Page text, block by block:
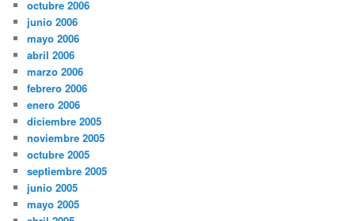
octubre 2006
junio 2006
mayo 2006
abril 2006
marzo 2006
febrero 2006
enero 2006
diciembre 2005
noviembre 2005
octubre 2005
septiembre 2005
junio 2005
mayo 2005